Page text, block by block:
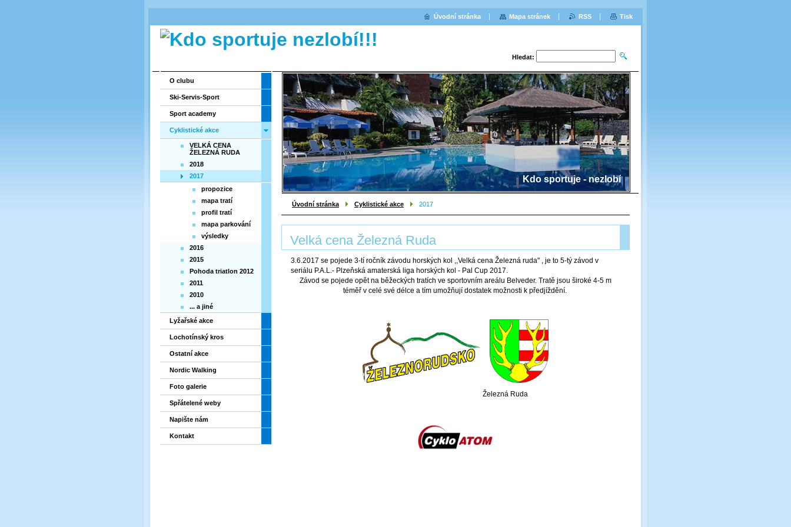
Hledat:
Kdo sportuje - nezlobí
Úvodní stránka Cyklistické akce 2017
Velká cena Železná Ruda
3.6.2017 se pojede 3-tí ročník závodu horských kol ,,Velká cena Železná ruda" , je to 5-tý závod v
seriálu P.A.L.- Plzeňská amaterská liga horských kol - Pal Cup 2017.
Závod se pojede opět na běžeckých tratích ve sportovním areálu Belveder. Tratě jsou široké 4-5 m
téměř v celé své délce a tím umožňují dostatek možnosti k předjíždění.
Železná Ruda
O clubu
Ski-Servis-Sport
Sport academy
Cyklistické akce
VELKÁ CENA
ŽELEZNÁ RUDA
2018
2017
propozice
mapa tratí
profil tratí
mapa parkování
výsledky
2016
2015
Pohoda triatlon 2012
2011
2010
... a jiné
Lyžařské akce
Lochotínský kros
Ostatní akce
Nordic Walking
Foto galerie
Spřátelené weby
Napište nám
Kontakt
Úvodní stránka Mapa stránek RSS Tisk